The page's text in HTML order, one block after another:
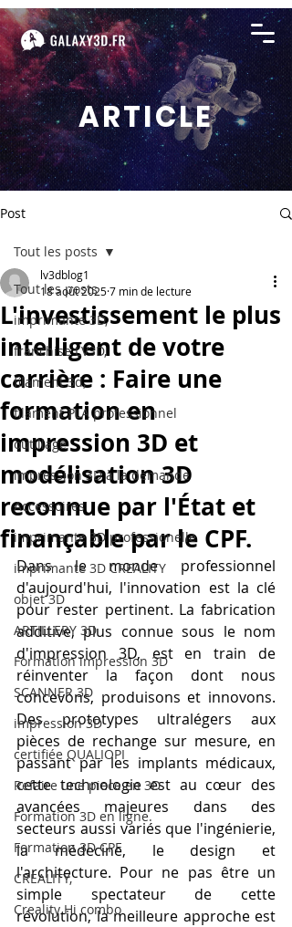
ARTICLE
Post
Tout les posts
imprimante 3D,
franchise LV3D,
filament 3d,
filament PLA professionnel
outillage
impression 3D à la demande
Accessoires
imprimante 3D professionelle
imprimante 3D CREALITY
objet 3D
ARTILLERY 3D
Formation impression 3D
SCANNER 3D
impression 3D
certifiée QUALIOPI
Refaire une piece en 3D
Formation 3D en ligne.
Formation 3D CPF
CREALITY,
Creality Hi combo
Tout les posts
L'investissement le plus
intelligent de votre
carrière : Faire une
formation en
impression 3D et
modélisation 3D
reconnue par l'État et
finançable par le CPF.
lv3dblog1
18 août 20257 min de lecture
Dans le monde professionnel
d'aujourd'hui, l'innovation est la clé
pour rester pertinent. La fabrication
additive, plus connue sous le nom
d'impression 3D, est en train de
réinventer la façon dont nous
concevons, produisons et innovons.
Des prototypes ultralégers aux
pièces de rechange sur mesure, en
passant par les implants médicaux,
cette technologie est au cœur des
avancées majeures dans des
secteurs aussi variés que l'ingénierie,
la médecine, le design et
l'architecture. Pour ne pas être un
simple spectateur de cette
révolution, la meilleure approche est